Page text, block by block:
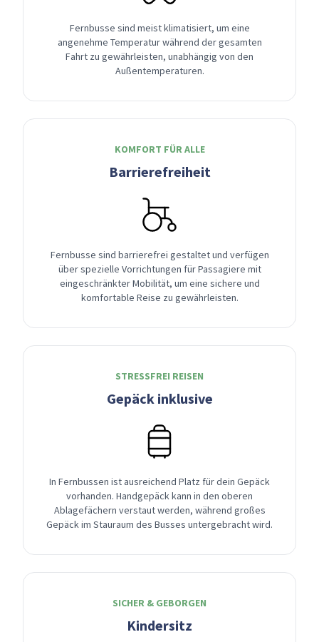
Fernbusse sind meist klimatisiert, um eine
angenehme Temperatur während der gesamten
Fahrt zu gewährleisten, unabhängig von den
Außentemperaturen.
KOMFORT FÜR ALLE
Barrierefreiheit
Fernbusse sind barrierefrei gestaltet und verfügen
über spezielle Vorrichtungen für Passagiere mit
eingeschränkter Mobilität, um eine sichere und
komfortable Reise zu gewährleisten.
STRESSFREI REISEN
Gepäck inklusive
In Fernbussen ist ausreichend Platz für dein Gepäck
vorhanden. Handgepäck kann in den oberen
Ablagefächern verstaut werden, während großes
Gepäck im Stauraum des Busses untergebracht wird.
SICHER & GEBORGEN
Kindersitz